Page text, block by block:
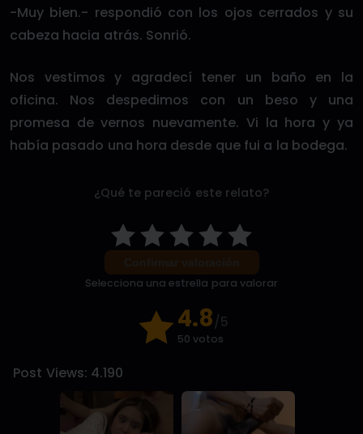
-Muy bien.- respondió con los ojos cerrados y su
cabeza hacia atrás. Sonrió.
Nos vestimos y agradecí tener un baño en la
oficina. Nos despedimos con un beso y una
promesa de vernos nuevamente. Vi la hora y ya
había pasado una hora desde que fui a la bodega.
¿Qué te pareció este relato?
Selecciona una estrella para valorar
4.8/5
50 votos
Post Views: 4.190